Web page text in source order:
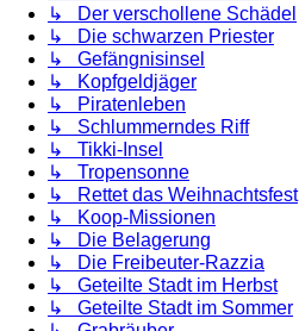
↳ Der verschollene Schädel
↳ Die schwarzen Priester
↳ Gefängnisinsel
↳ Kopfgeldjäger
↳ Piratenleben
↳ Schlummerndes Riff
↳ Tikki-Insel
↳ Tropensonne
↳ Rettet das Weihnachtsfest
↳ Koop-Missionen
↳ Die Belagerung
↳ Die Freibeuter-Razzia
↳ Geteilte Stadt im Herbst
↳ Geteilte Stadt im Sommer